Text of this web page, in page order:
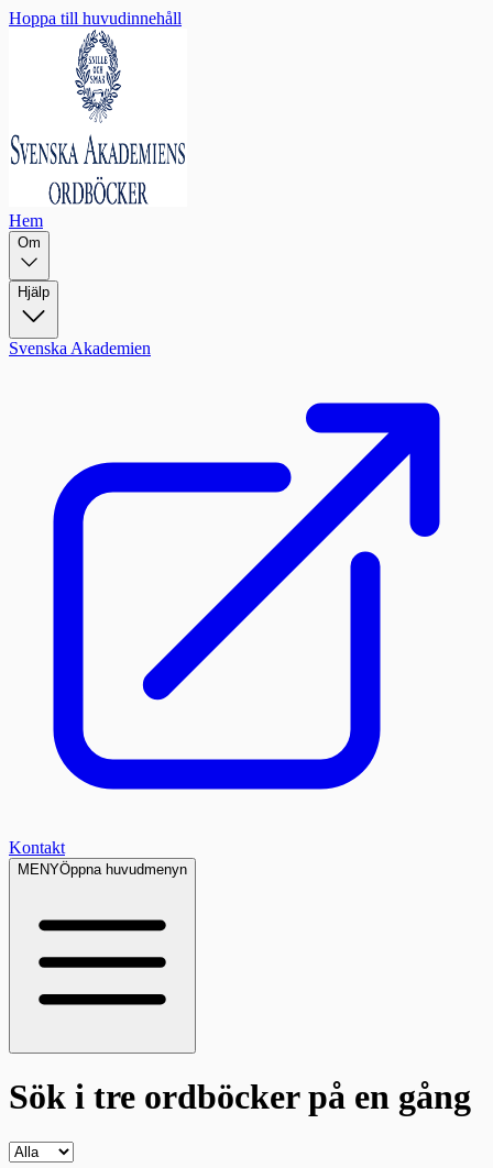
Hoppa till huvudinnehåll
Hem
Om
Hjälp
Svenska Akademien
Kontakt
MENYÖppna huvudmenyn
Sök i tre ordböckerpå en gång